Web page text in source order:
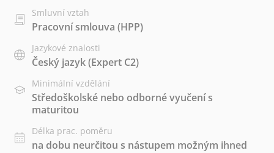
Smluvní vztah
Pracovní smlouva (HPP)
Jazykové znalosti
Český jazyk(Expert C2)
Minimální vzdělání
Středoškolské nebo odborné vyučení s
maturitou
Délka prac. poměru
na dobu neurčitou s nástupem možným ihned